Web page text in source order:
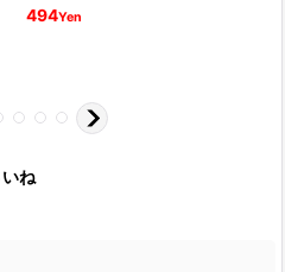
494Yen
ね